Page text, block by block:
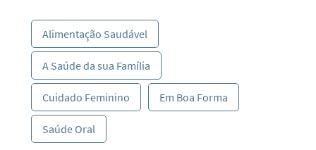
Alimentação Saudável
A Saúde da sua Família
Cuidado Feminino Em Boa Forma
Saúde Oral